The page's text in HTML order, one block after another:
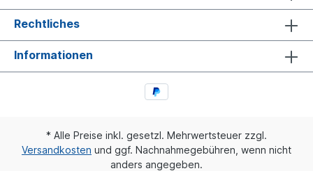
Rechtliches
Informationen
* Alle Preise inkl. gesetzl. Mehrwertsteuer zzgl.
Versandkosten und ggf. Nachnahmegebühren, wenn nicht
anders angegeben.